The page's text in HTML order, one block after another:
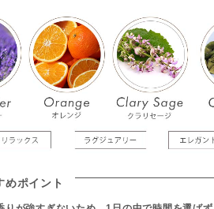
めポイント